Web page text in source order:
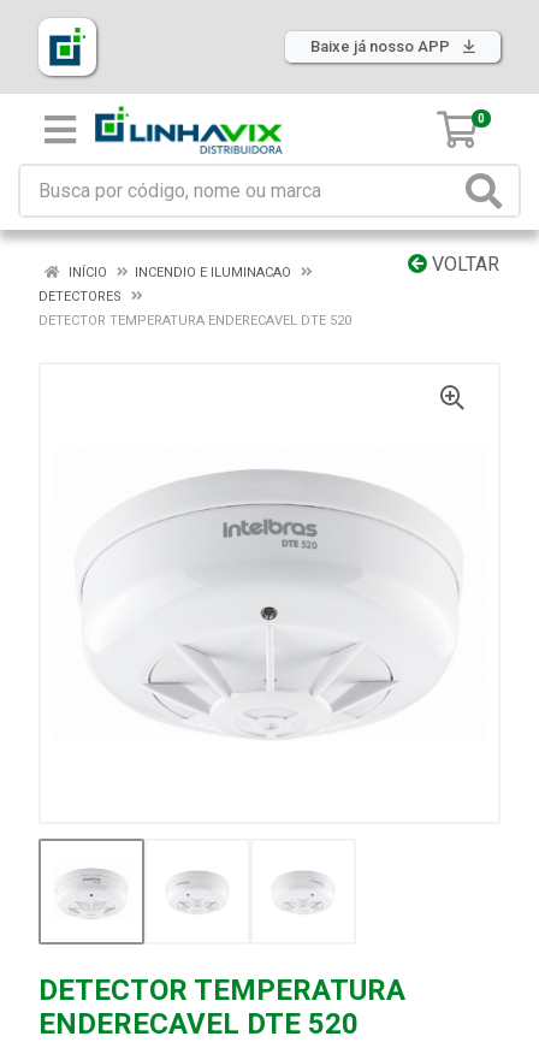
Baixe já nosso APP
0
VOLTAR
INÍCIO
INCENDIO E ILUMINACAO
DETECTORES
DETECTOR TEMPERATURA ENDERECAVEL DTE 520
DETECTOR TEMPERATURA
ENDERECAVEL DTE 520